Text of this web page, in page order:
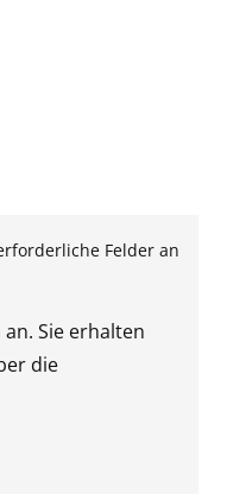
Felder an
Sie erhalten
die